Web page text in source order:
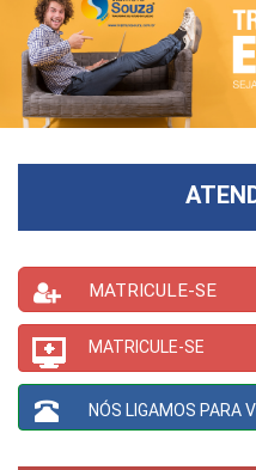
MATRICULE-SE
MATRICULE-SE
NÓS LIGAMOS PARA